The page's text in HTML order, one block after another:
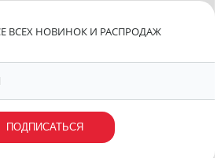
ВСЕХ НОВИНОК И РАСПРОДАЖ
ПОДПИСАТЬСЯ